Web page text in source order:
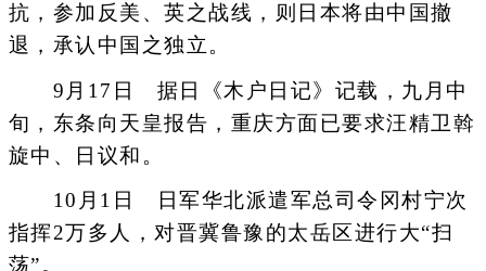
抗，参加反美、英之战线，则日本将由中国撤
退，承认中国之独立。
9月17日 据日《木户日记》记载，九月中
旬，东条向天皇报告，重庆方面已要求汪精卫斡
旋中、日议和。
10月1日 日军华北派遣军总司令冈村宁次
指挥2万多人，对晋冀鲁豫的太岳区进行大“扫
荡”。